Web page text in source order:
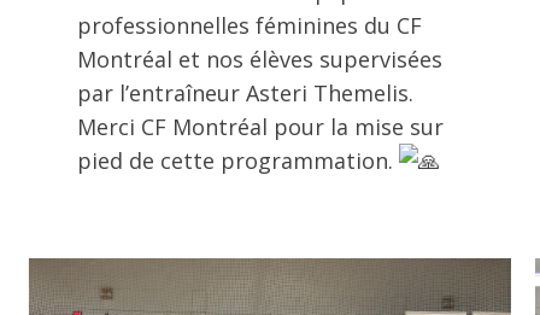
professionnelles féminines du CF
Montréal et nos élèves supervisées
par l’entraîneur Asteri Themelis.
Merci CF Montréal pour la mise sur
pied de cette programmation.